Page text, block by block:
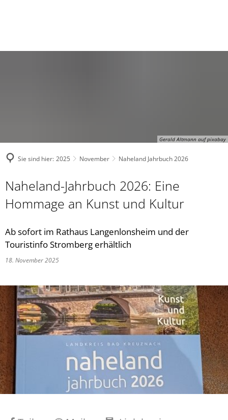
Gerald Altmann auf pixabay
Sie sind hier: 2025 November Naheland Jahrbuch 2026
Naheland-Jahrbuch 2026: Eine
Hommage an Kunst und Kultur
Ab sofort im Rathaus Langenlonsheim und der
Touristinfo Stromberg erhältlich
18. November 2025